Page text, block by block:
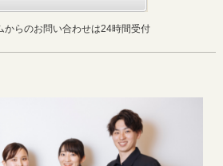
からのお問い合わせは24時間受付